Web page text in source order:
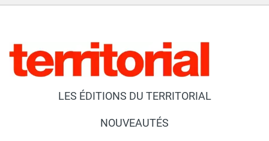
LES ÉDITIONS DU TERRITORIAL
NOUVEAUTÉS